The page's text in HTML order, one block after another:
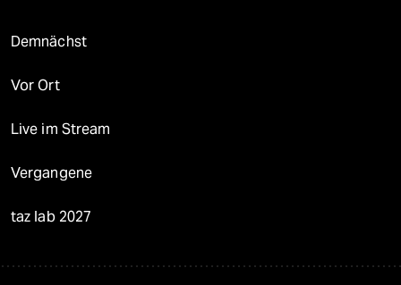
Demnächst
Vor Ort
Live im Stream
Vergangene
taz lab 2027